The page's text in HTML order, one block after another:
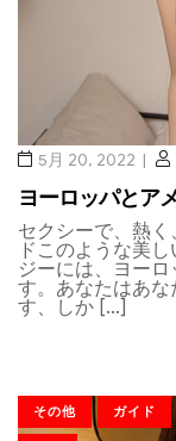
5月 20, 2022
ヨーロッパとア
セクシーで、熱
ドこのような美
ジーには、ヨー
す。あなたはあ
す、しか […]
その他 ガイド